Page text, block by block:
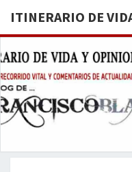
ITINERARIO DE